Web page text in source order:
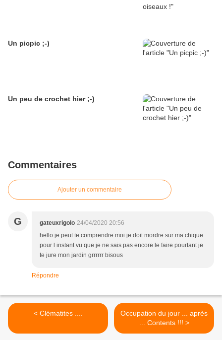
Un picpic ;-)
Un peu de crochet hier ;-)
Commentaires
Ajouter un commentaire
G gateuxrigolo 24/04/2020 20:56
hello je peut te comprendre moi je doit mordre sur ma chique
pour l instant vu que je ne sais pas encore le faire pourtant je
te jure mon jardin grrrrrr bisous
Répondre
Occupation du jour ... après
... Contents !!! >